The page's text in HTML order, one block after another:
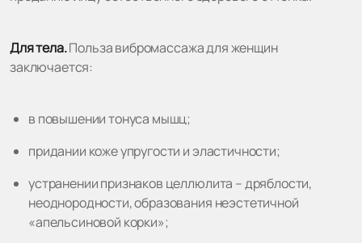
Для тела.Польза вибромассажа для женщин
заключается:
в повышении тонуса мышц;
придании коже упругости и эластичности;
устранении признаков целлюлита – дряблости,
неоднородности, образования неэстетичной
«апельсиновой корки»;